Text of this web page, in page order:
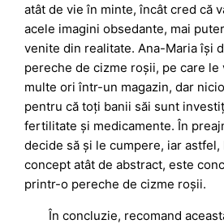
atât de vie în minte, încât cred că
acele imagini obsedante, mai
venite din realitate. Ana-Maria își
pereche de cizme roșii, pe care le
multe ori într-un magazin, dar
pentru că toți banii săi sunt
fertilitate și medicamente. În
decide să și le cumpere, iar
concept atât de abstract, este
printr-o pereche de cizme roșii.
În concluzie, recomand